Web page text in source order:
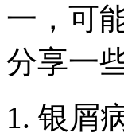
一，可
分享一
1. 银屑